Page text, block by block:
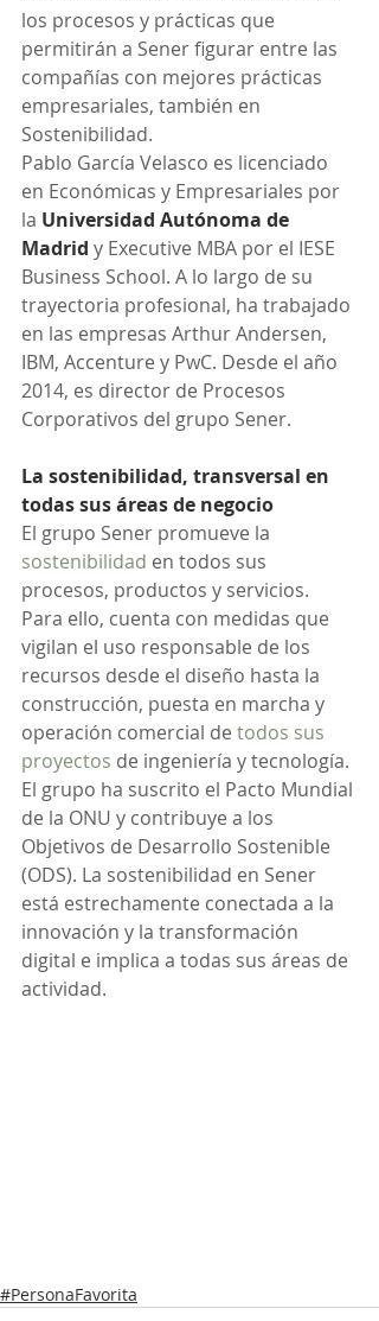
los procesos y prácticas que
permitirán a Sener figurar entre las
compañías con mejores prácticas
empresariales, también en
Sostenibilidad.
Pablo García Velasco es licenciado
en Económicas y Empresariales por
la Universidad Autónoma de
Madrid y Executive MBA por el IESE
Business School. A lo largo de su
trayectoria profesional, ha trabajado
en las empresas Arthur Andersen,
IBM, Accenture y PwC. Desde el año
2014, es director de Procesos
Corporativos del grupo Sener.
La sostenibilidad, transversal en
todas sus áreas de negocio
El grupo Sener promueve la
sostenibilidad en todos sus
procesos, productos y servicios.
Para ello, cuenta con medidas que
vigilan el uso responsable de los
recursos desde el diseño hasta la
construcción, puesta en marcha y
operación comercial de todos sus
proyectos de ingeniería y tecnología.
El grupo ha suscrito el Pacto Mundial
de la ONU y contribuye a los
Objetivos de Desarrollo Sostenible
(ODS). La sostenibilidad en Sener
está estrechamente conectada a la
innovación y la transformación
digital e implica a todas sus áreas de
actividad.
#PersonaFavorita